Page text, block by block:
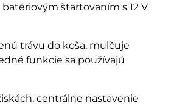
štartovaním s 12 V
trávu do koša, mulčuje
funkcie sa používajú
centrálne nastavenie